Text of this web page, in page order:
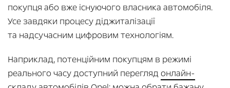
покупця або вже існуючого власника автомобіля.
Усе завдяки процесу діджиталізації
та надсучасним цифровим технологіям.
Наприклад, потенційним покупцям в режимі
реального часу доступний перегляд онлайн-